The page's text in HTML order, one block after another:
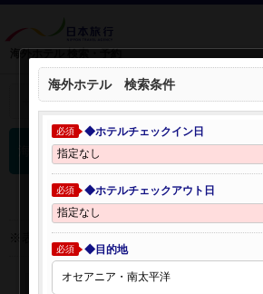
海外ホテル 検索・予約
検索条件を開く：
海外ホテル 検索結果
※表示金額はオンライン予約時の金額です。
海外ホテル 検索条件
必須 ◆ホテルチェックイン日
必須 ◆ホテルチェックアウト日
必須 ◆目的地